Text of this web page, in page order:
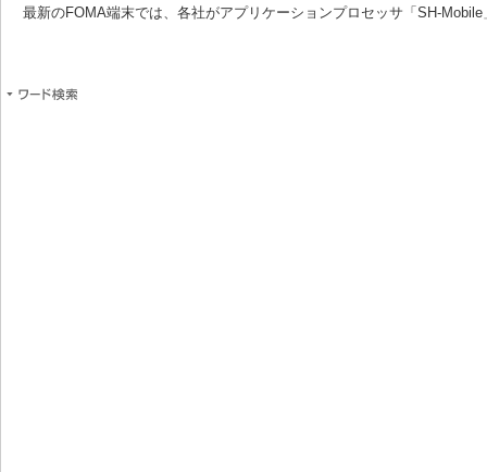
最新のFOMA端末では、各社がアプリケーションプロセッサ「SH-